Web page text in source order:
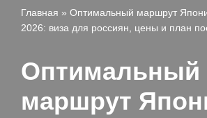
Главная » Оптимальный маршрут
2026: виза для россиян, цены и план
Оптимальный
маршрут